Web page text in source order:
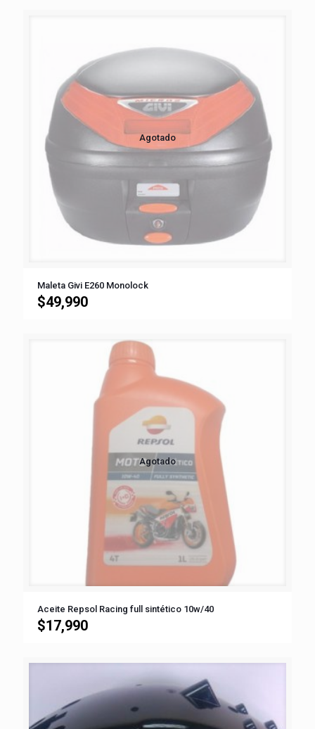
Agotado
Maleta Givi E260 Monolock
$49,990
Agotado
Aceite Repsol Racing full sintético 10w/40
$17,990